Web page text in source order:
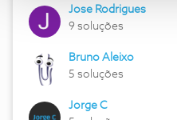
Jose Rodrigues
9 soluções
Bruno Aleixo
5 soluções
Jorge C